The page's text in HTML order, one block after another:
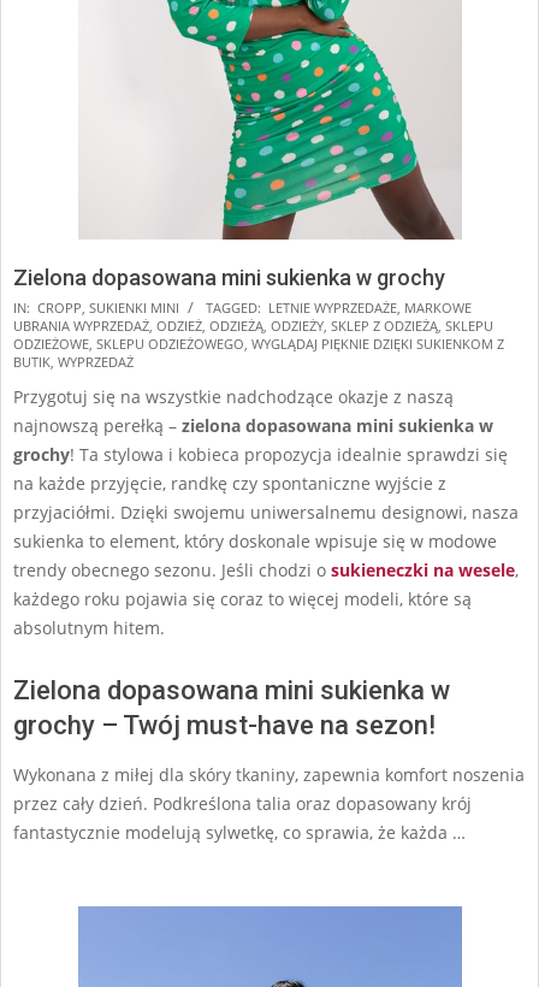
Zielona dopasowana mini sukienka w grochy
2025-
08-
31
IN: CROPP SUKIENKI MINI TAGGED: LETNIE WYPRZEDAŻE MARKOWE
UBRANIA WYPRZEDAŻ ODZIEŻ ODZIEŻĄ ODZIEŻY SKLEP Z ODZIEŻĄ SKLEPU
ODZIEŻOWE SKLEPU ODZIEŻOWEGO WYGLĄDAJ PIĘKNIE DZIĘKI SUKIENKOM Z
BUTIK WYPRZEDAŻ
Przygotuj się na wszystkie nadchodzące okazje z naszą
najnowszą perełką – zielona dopasowana mini sukienka w
grochy! Ta stylowa i kobieca propozycja idealnie sprawdzi się
na każde przyjęcie, randkę czy spontaniczne wyjście z
przyjaciółmi. Dzięki swojemu uniwersalnemu designowi, nasza
sukienka to element, który doskonale wpisuje się w modowe
trendy obecnego sezonu. Jeśli chodzi o sukieneczki na wesele,
każdego roku pojawia się coraz to więcej modeli, które są
absolutnym hitem.
Zielona dopasowana mini sukienka w
grochy – Twój must-have na sezon!
Wykonana z miłej dla skóry tkaniny, zapewnia komfort noszenia
przez cały dzień. Podkreślona talia oraz dopasowany krój
fantastycznie modelują sylwetkę, co sprawia, że każda …